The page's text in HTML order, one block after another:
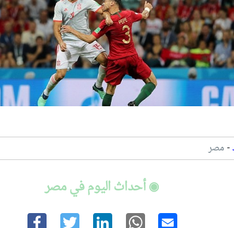
-مصر
◉ أحداث اليوم في مصر